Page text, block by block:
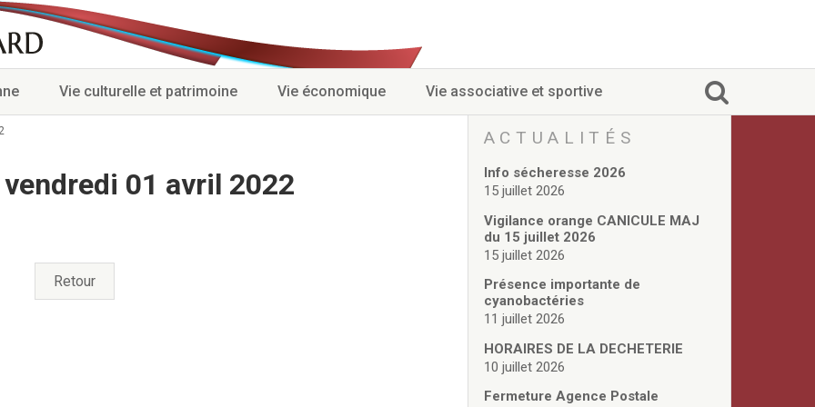
Vie culturelle et patrimoine Vie économique Vie associative et sportive
01 avril 2022
Retour
ACTUALITÉS
Info sécheresse 2026
15 juillet 2026
Vigilance orange CANICULE MAJ
du 15 juillet 2026
15 juillet 2026
Présence importante de
cyanobactéries
11 juillet 2026
HORAIRES DE LA DECHETERIE
10 juillet 2026
Fermeture Agence Postale